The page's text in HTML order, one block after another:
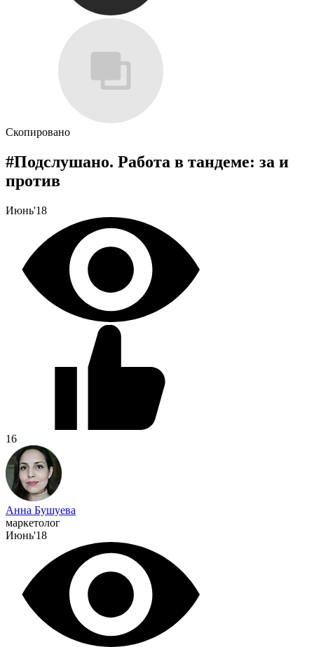
Скопировано
#Подслушано. Работа в тандеме: за и
против
Июнь'18
16
Анна Бушуева
маркетолог
Июнь'18